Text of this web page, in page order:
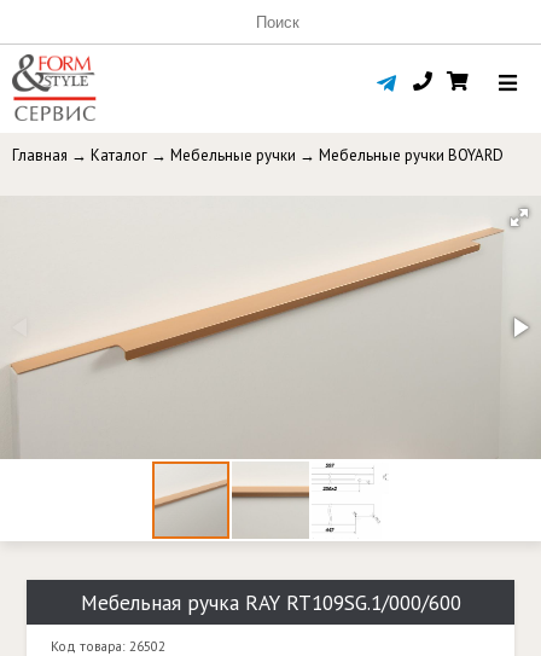
Главная → Каталог → Мебельные ручки → Мебельные ручки BOYARD
Мебельная ручка RAY RT109SG.1/000/600
Код товара: 26502